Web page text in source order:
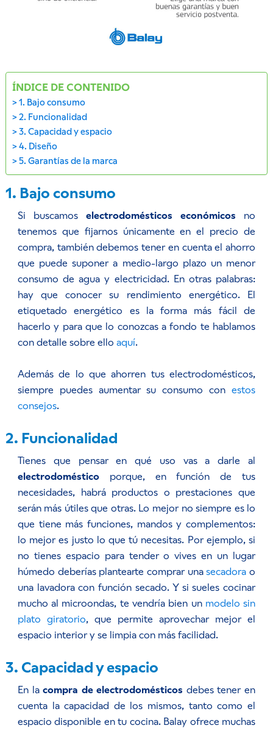
ÍNDICE DE CONTENIDO
1. Bajo consumo
2. Funcionalidad
3. Capacidad y espacio
4. Diseño
5. Garantías de la marca
1. Bajo consumo
Si buscamos electrodomésticos económicos no
tenemos que fijarnos únicamente en el precio de
compra, también debemos tener en cuenta el ahorro
que puede suponer a medio-largo plazo un menor
consumo de agua y electricidad. En otras palabras:
hay que conocer su rendimiento energético. El
etiquetado energético es la forma más fácil de
hacerlo y para que lo conozcas a fondo te hablamos
con detalle sobre ello aquí.
Además de lo que ahorren tus electrodomésticos,
siempre puedes aumentar su consumo conestos
consejos.
2. Funcionalidad
Tienes que pensar en qué uso vas a darle al
electrodomésticoporque, en función de tus
necesidades, habrá productos o prestaciones que
serán más útiles que otras. Lo mejor no siempre es lo
que tiene más funciones, mandos y complementos:
lo mejor es justo lo que tú necesitas. Por ejemplo, si
no tienes espacio para tender o vives en un lugar
húmedo deberías plantearte comprar unasecadora o
una lavadora con función secado. Y si sueles cocinar
mucho al microondas, te vendría bien un modelo sin
plato giratorio, que permite aprovechar mejor el
espacio interior y se limpia con más facilidad.
3. Capacidad y espacio
En lacompra de electrodomésticos debes tener en
cuenta la capacidad de los mismos, tanto como el
espacio disponible en tu cocina. Balay ofrece muchas